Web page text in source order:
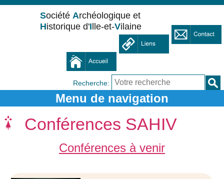
Société Archéologique et
Historique d'I lle-et-Vilaine
Recherche:
Conférences SAHIV
Conférences à venir